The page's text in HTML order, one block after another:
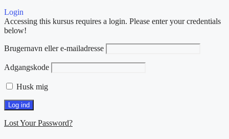
Login
Accessing this kursus requires a login. Please enter your credentials
below!
Brugernavn eller e-mailadresse
Adgangskode
Husk mig
Lost Your Password?